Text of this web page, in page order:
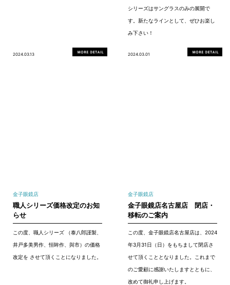
2024.03.13
シリーズはサングラスのみの展開で
す。新たなラインとして、ぜひお楽し
み下さい！
2024.03.01
金子眼鏡店
職人シリーズ価格改定のお知
らせ
この度、職人シリーズ （泰八郎謹製、
井戸多美男作、恒眸作、與市）の価格
改定を させて頂くことになりました。
金子眼鏡店
金子眼鏡店名古屋店 閉店・
移転のご案内
この度、金子眼鏡店名古屋店は、2024
年3月31日（日）をもちまして閉店さ
せて頂くこととなりました。これまで
のご愛顧に感謝いたしますとともに、
改めて御礼申し上げます。